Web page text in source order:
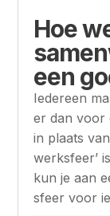
Hoe
een
Iedereen
er dan voor
in plaats
werksfeer’
kun je aan
sfeer voor